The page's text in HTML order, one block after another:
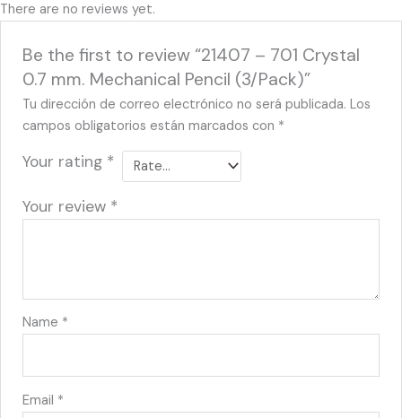
There are no reviews yet.
Be the first to review “21407 – 701 Crystal
0.7 mm. Mechanical Pencil (3/Pack)”
Tu dirección de correo electrónico no será publicada. Los
campos obligatorios están marcados con *
Your rating *
Your review *
Name *
Email *